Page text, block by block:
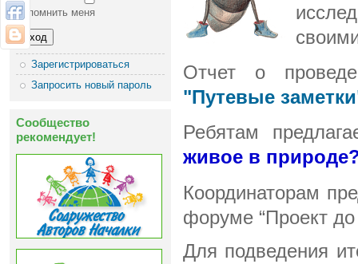
Запомнить меня
Зарегистрироваться
Запросить новый пароль
Сообщество
рекомендует!
Отчет о
"Путевые
Ребятам
живое в
Координаторам
форуме “Проект до
Для подведения